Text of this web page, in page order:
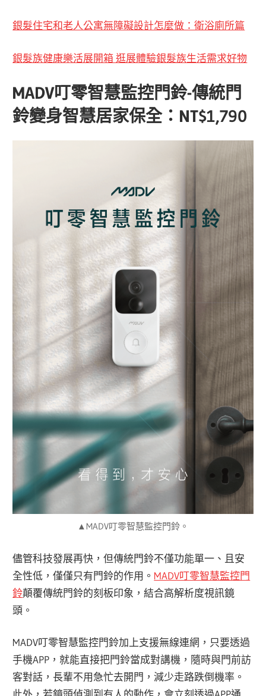
銀髮住宅和老人公寓無障礙設計怎麼做：衛浴廁所篇
銀髮族健康樂活展開箱 逛展體驗銀髮族生活需求好物
MADV叮零智慧監控門鈴-傳統門
鈴變身智慧居家保全：NT$1,790
▲MADV叮零智慧監控門鈴。
儘管科技發展再快，但傳統門鈴不僅功能單一、且安
全性低，僅僅只有門鈴的作用。 MADV叮零智慧監控門
鈴顛覆傳統門鈴的刻板印象，結合高解析度視訊鏡
頭。
MADV叮零智慧監控門鈴加上支援無線連網，只要透過
手機APP，就能直接把門鈴當成對講機，隨時與門前訪
客對話，長輩不用急忙去開門，減少走路跌倒機率。